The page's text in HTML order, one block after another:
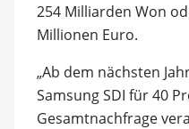
254 Milliarden Won
Millionen Euro.
„Ab dem nächsten
Samsung SDI für 40
Gesamtnachfrage